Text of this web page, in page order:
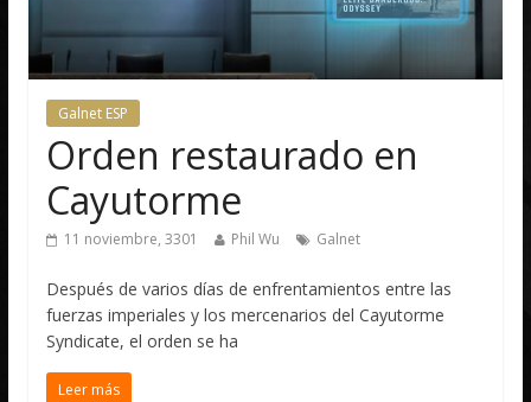
Galnet ESP
Orden restaurado en
Cayutorme
11 noviembre, 3301 Phil Wu Galnet
Después de varios días de enfrentamientos entre las
fuerzas imperiales y los mercenarios del Cayutorme
Syndicate, el orden se ha
Leer más